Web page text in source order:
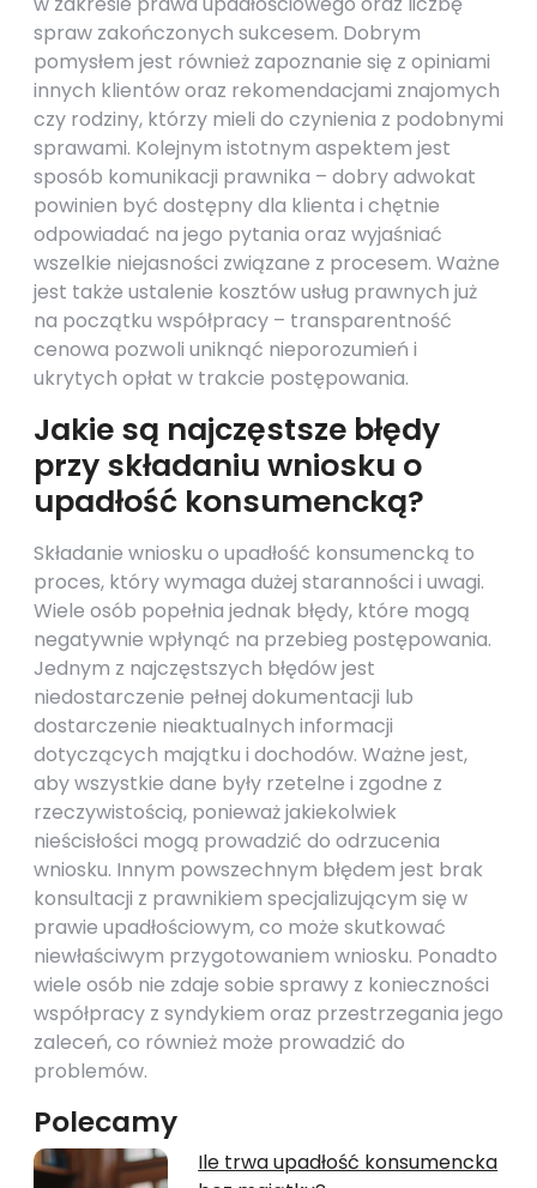
spraw zakończonych sukcesem. Dobrym
pomysłem jest również zapoznanie się z opiniami
innych klientów oraz rekomendacjami znajomych
czy rodziny, którzy mieli do czynienia z podobnymi
sprawami. Kolejnym istotnym aspektem jest
sposób komunikacji prawnika – dobry adwokat
powinien być dostępny dla klienta i chętnie
odpowiadać na jego pytania oraz wyjaśniać
wszelkie niejasności związane z procesem. Ważne
jest także ustalenie kosztów usług prawnych już
na początku współpracy – transparentność
cenowa pozwoli uniknąć nieporozumień i
ukrytych opłat w trakcie postępowania.
Jakie są najczęstsze błędy
przy składaniu wniosku o
upadłość konsumencką?
Składanie wniosku o upadłość konsumencką to
proces, który wymaga dużej staranności i uwagi.
Wiele osób popełnia jednak błędy, które mogą
negatywnie wpłynąć na przebieg postępowania.
Jednym z najczęstszych błędów jest
niedostarczenie pełnej dokumentacji lub
dostarczenie nieaktualnych informacji
dotyczących majątku i dochodów. Ważne jest,
aby wszystkie dane były rzetelne i zgodne z
rzeczywistością, ponieważ jakiekolwiek
nieścisłości mogą prowadzić do odrzucenia
wniosku. Innym powszechnym błędem jest brak
konsultacji z prawnikiem specjalizującym się w
prawie upadłościowym, co może skutkować
niewłaściwym przygotowaniem wniosku. Ponadto
wiele osób nie zdaje sobie sprawy z konieczności
współpracy z syndykiem oraz przestrzegania jego
zaleceń, co również może prowadzić do
problemów.
Polecamy
Ile trwa upadłość konsumencka